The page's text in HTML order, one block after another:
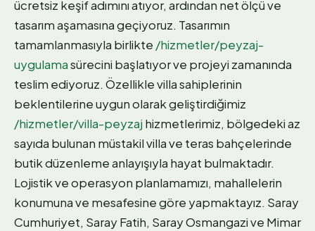
ücretsiz keşif adımını atıyor, ardından net ölçü ve
tasarım aşamasına geçiyoruz. Tasarımın
tamamlanmasıyla birlikte /hizmetler/peyzaj-
uygulamasürecini başlatıyor ve projeyi zamanında
teslim ediyoruz. Özellikle villa sahiplerinin
beklentilerine uygun olarak geliştirdiğimiz
/hizmetler/villa-peyzaj hizmetlerimiz, bölgedeki az
sayıda bulunan müstakil villa ve teras bahçelerinde
butik düzenleme anlayışıyla hayat bulmaktadır.
Lojistik ve operasyon planlamamızı, mahallelerin
konumuna ve mesafesine göre yapmaktayız. Saray
Cumhuriyet, Saray Fatih, Saray Osmangazi ve Mimar